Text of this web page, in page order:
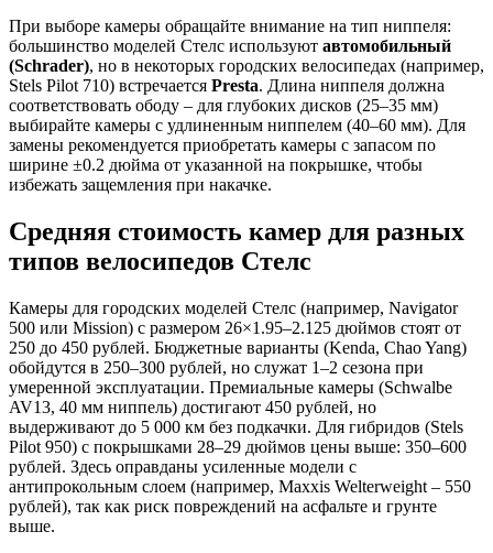
При выборе камеры обращайте внимание на тип ниппеля:
большинство моделей Стелс используют автомобильный
(Schrader), но в некоторых городских велосипедах (например,
Stels Pilot 710) встречается Presta. Длина ниппеля должна
соответствовать ободу – для глубоких дисков (25–35 мм)
выбирайте камеры с удлиненным ниппелем (40–60 мм). Для
замены рекомендуется приобретать камеры с запасом по
ширине ±0.2 дюйма от указанной на покрышке, чтобы
избежать защемления при накачке.
Средняя стоимость камер для разных
типов велосипедов Стелс
Камеры для городских моделей Стелс (например, Navigator
500 или Mission) с размером 26×1.95–2.125 дюймов стоят от
250 до 450 рублей. Бюджетные варианты (Kenda, Chao Yang)
обойдутся в 250–300 рублей, но служат 1–2 сезона при
умеренной эксплуатации. Премиальные камеры (Schwalbe
AV13, 40 мм ниппель) достигают 450 рублей, но
выдерживают до 5 000 км без подкачки. Для гибридов (Stels
Pilot 950) с покрышками 28–29 дюймов цены выше: 350–600
рублей. Здесь оправданы усиленные модели с
антипрокольным слоем (например, Maxxis Welterweight – 550
рублей), так как риск повреждений на асфальте и грунте
выше.